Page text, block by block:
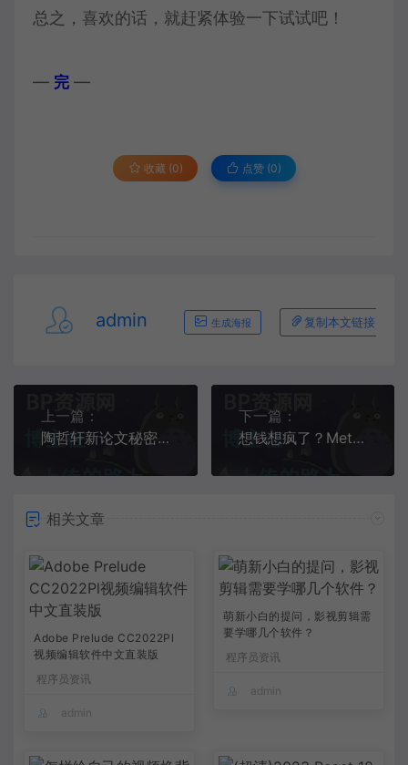
总之，喜欢的话，就赶紧体验一下试试吧！
— 完 —
收藏 (0) 点赞 (0)
admin 生成海报 复制本文链接
上一篇：
陶哲轩新论文秘密武器曝光 GitHub Copilot加持简直不要太丝滑
下一篇：
想钱想疯了？Meta将使用眼球追踪技术推送广告：安全没保障49岁董卿大变样，头发稀疏打扮像村姑！老公欠债783万成老赖
相关文章
Adobe Prelude CC2022Pl
视频编辑软件中文直装版
程序员资讯
admin
萌新小白的提问，影视剪辑需
要学哪几个软件？
程序员资讯
admin